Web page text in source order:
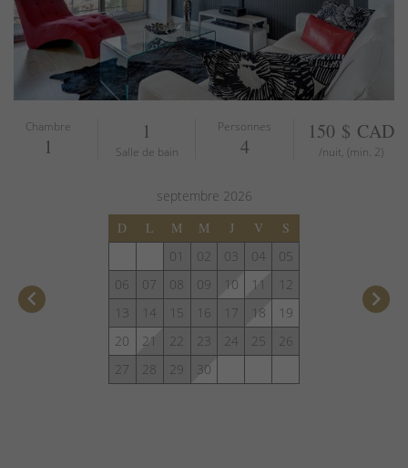
Chambre
1
1
Salle de bain
Personnes
4
150 $ CAD
/nuit, (min. 2)
keyboard_arrow_left
septembre 2026
D
L M M J V
S
01
02 03 04
05
06
07 08 09 10 11
12
13
14 15 16 17 18
19
20
21 22 23 24 25
26
27
28 29 30
keyboard_arrow_right